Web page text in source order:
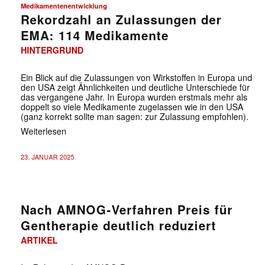
Medikamentenentwicklung
Rekordzahl an Zulassungen der
EMA: 114 Medikamente
HINTERGRUND
Ein Blick auf die Zulassungen von Wirkstoffen in Europa und
den USA zeigt Ähnlichkeiten und deutliche Unterschiede für
das vergangene Jahr. In Europa wurden erstmals mehr als
doppelt so viele Medikamente zugelassen wie in den USA
(ganz korrekt sollte man sagen: zur Zulassung empfohlen).
Weiterlesen
23. JANUAR 2025
Nach AMNOG-Verfahren Preis für
Gentherapie deutlich reduziert
ARTIKEL